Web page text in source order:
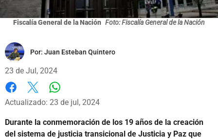
Fiscalía General de la Nación Foto: Fiscalía General de la Nación
Por: Juan Esteban Quintero
23 de Jul, 2024
Facebook
X
Actualizado: 23 de jul, 2024
Durante la conmemoración de los 19 años de la creación
del sistema de justicia transicional de Justicia y Paz que